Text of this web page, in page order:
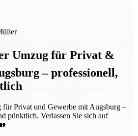
Umzug für Privat &
– professionell,
für Privat und Gewerbe mit Augsburg –
pünktlich. Verlassen Sie sich auf